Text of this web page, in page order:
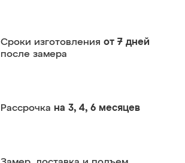
Сроки изготовления от 7 дней
после замера
Рассрочка на 3, 4, 6 месяцев